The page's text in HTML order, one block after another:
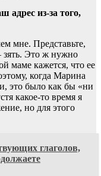
адрес из-за того,
мне. Представьте,
зять. Это ж нужно
маме кажется, что ее
когда Марина
это было как бы «ни
какое-то время я
но для этого
глаголов,